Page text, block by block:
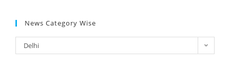
News Category Wise
Delhi